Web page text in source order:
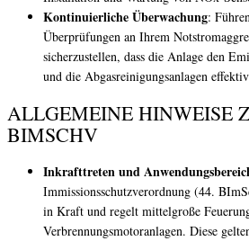
Kontinuierliche Überwachung:
Überprüfungen an Ihrem
sicherzustellen, dass die Anlage den
und die Abgasreinigungsanlagen
ALLGEMEINE HINWEISE
BIMSCHV
Inkrafttreten und
Immissionsschutzverordnung (44.
in Kraft und regelt mittelgroße
Verbrennungsmotoranlagen. Diese